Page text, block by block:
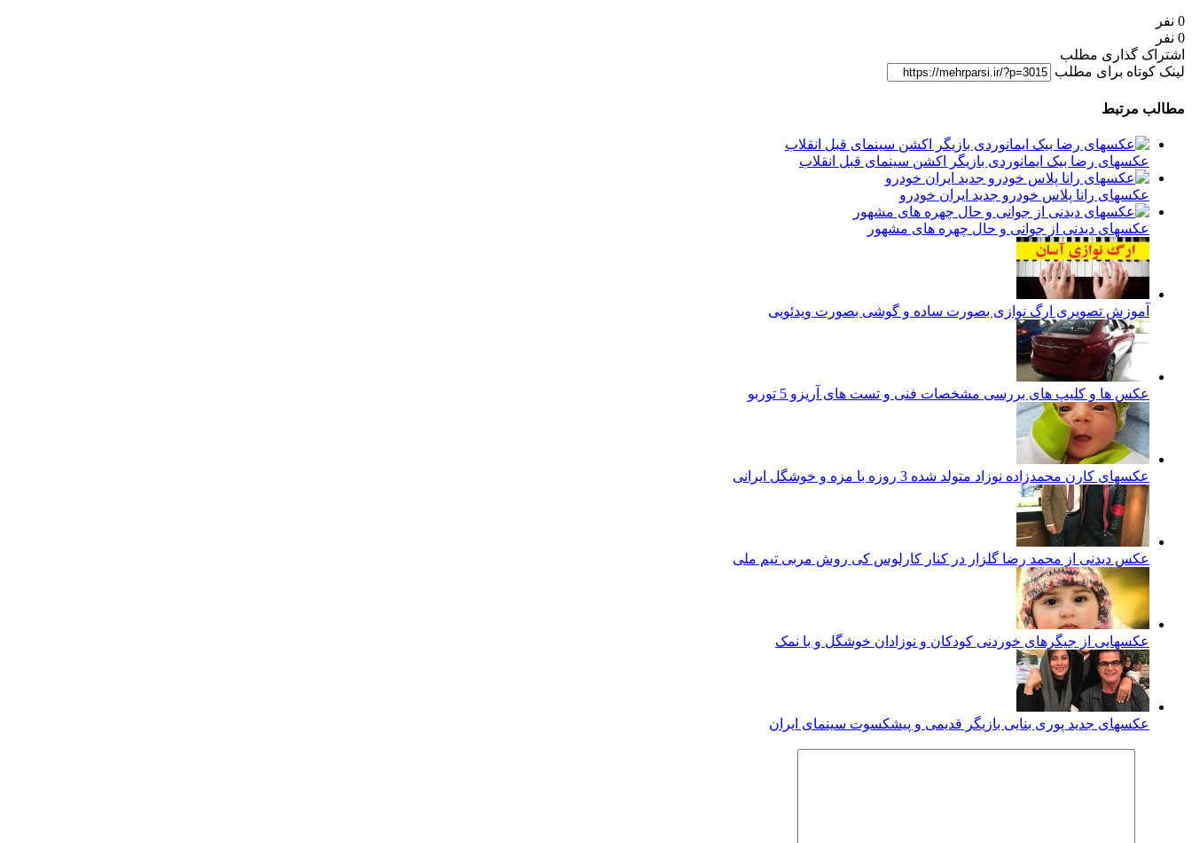
0 نفر
0 نفر
اشتراک گذاری مطلب
لینک کوتاه برای مطلب
مطالب مرتبط
عکسهای رضا بیک ایمانوردی بازیگر اکشن سینمای قبل انقلاب
عکسهای رانا پلاس خودرو جدید ایران خودرو
عکسهای دیدنی از جوانی و حال چهره های مشهور
آموزش تصویری ارگ نوازی بصورت ساده و گوشی بصورت ویدئویی
عکس ها و کلیپ های بررسی مشخصات فنی و تست های آریزو 5 توربو
عکسهای کارن محمدزاده نوزاد متولد شده 3 روزه با مزه و خوشگل ایرانی
عکس دیدنی از محمد رضا گلزار در کنار کارلوس کی روش مربی تیم ملی
عکسهایی از جیگرهای خوردنی کودکان و نوزادان خوشگل و با نمک
عکسهای جدید پوری بنایی بازیگر قدیمی و پیشکسوت سینمای ایران